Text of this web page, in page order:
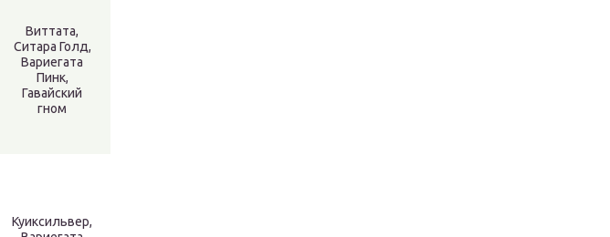
Виттата,
Ситара Голд,
Вариегата
Пинк,
Гавайский
гном
Куиксильвер,